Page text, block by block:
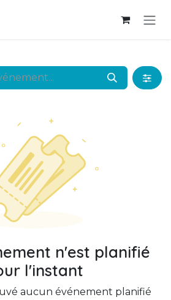
n'est planifié
l'instant
aucun événement planifié